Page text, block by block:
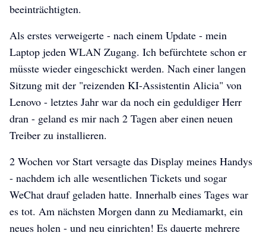
beeinträchtigten.
Als erstes verweigerte - nach einem Update - mein
Laptop jeden WLAN Zugang. Ich befürchtete schon er
müsste wieder eingeschickt werden. Nach einer langen
Sitzung mit der "reizenden KI-Assistentin Alicia" von
Lenovo - letztes Jahr war da noch ein geduldiger Herr
dran - geland es mir nach 2 Tagen aber einen neuen
Treiber zu installieren.
2 Wochen vor Start versagte das Display meines Handys
- nachdem ich alle wesentlichen Tickets und sogar
WeChat drauf geladen hatte. Innerhalb eines Tages war
es tot. Am nächsten Morgen dann zu Mediamarkt, ein
neues holen - und neu einrichten! Es dauerte mehrere